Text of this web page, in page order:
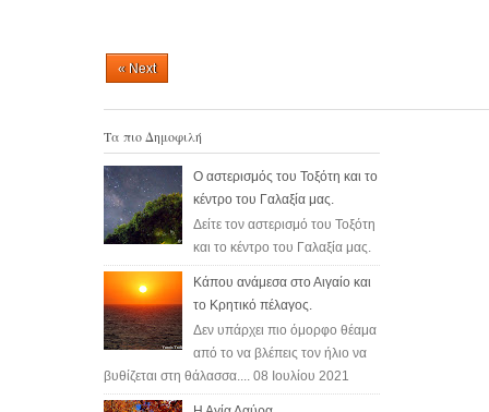
b
o
k
t
e
e
s
« Next
Τα πιο Δημοφιλή
Ο αστερισμός του Τοξότη και το
κέντρο του Γαλαξία μας.
Δείτε τον αστερισμό του Τοξότη
και το κέντρο του Γαλαξία μας.
Κάπου ανάμεσα στο Αιγαίο και
το Κρητικό πέλαγος.
Δεν υπάρχει πιο όμορφο θέαμα
από το να βλέπεις τον ήλιο να
βυθίζεται στη θάλασσα.... 08 Ιουλίου 2021